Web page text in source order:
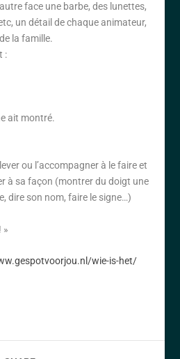
face une barbe, des lunettes,
un détail de chaque animateur,
la famille.
:
ait montré.
ou l’accompagner à le faire et
à sa façon (montrer du doigt une
dire son nom, faire le signe…)
»
wie-is-het/